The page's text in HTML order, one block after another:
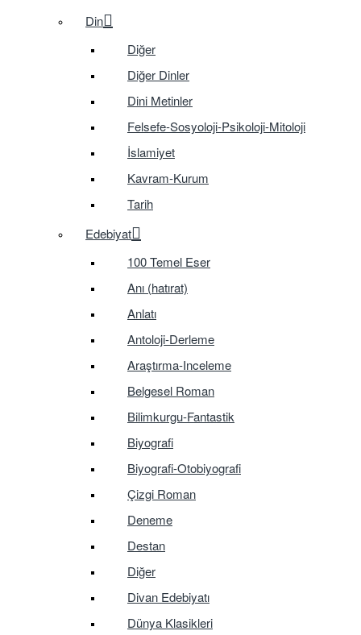
Din
Diğer
Diğer Dinler
Dini Metinler
Felsefe-Sosyoloji-Psikoloji-Mitoloji
İslamiyet
Kavram-Kurum
Tarih
Edebiyat
100 Temel Eser
Anı (hatırat)
Anlatı
Antoloji-Derleme
Araştırma-Inceleme
Belgesel Roman
Bilimkurgu-Fantastik
Biyografi
Biyografi-Otobiyografi
Çizgi Roman
Deneme
Destan
Diğer
Divan Edebiyatı
Dünya Klasikleri